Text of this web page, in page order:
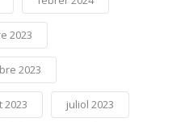
2023
2023
2023 juliol 2023